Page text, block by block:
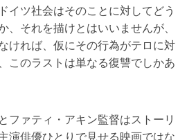
イツ社会はそのことに対してどう
、それを描けとはいいませんが、
ければ、仮にその行為がテロに対
このラストは単なる復讐でしかあ
ファティ・アキン監督はストーリ
演俳優ひとりで見せる映画ではな